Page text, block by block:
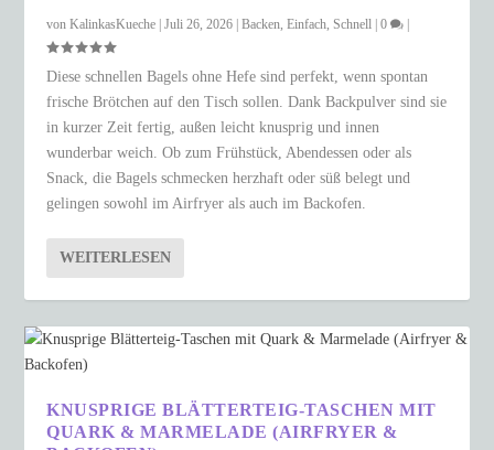
vonKalinkasKueche |Juli 26, 2026 |Backen,Einfach,Schnell |0
Diese schnellen Bagels ohne Hefe sind perfekt, wenn spontan
frische Brötchen auf den Tisch sollen. Dank Backpulver sind sie
in kurzer Zeit fertig, außen leicht knusprig und innen
wunderbar weich. Ob zum Frühstück, Abendessen oder als
Snack, die Bagels schmecken herzhaft oder süß belegt und
gelingen sowohl im Airfryer als auch im Backofen.
WEITERLESEN
KNUSPRIGE BLÄTTERTEIG-TASCHEN MIT
QUARK & MARMELADE (AIRFRYER &